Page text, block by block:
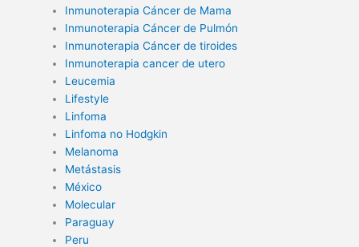
Inmunoterapia Cáncer de Mama
Inmunoterapia Cáncer de Pulmón
Inmunoterapia Cáncer de tiroides
Inmunoterapia cancer de utero
Leucemia
Lifestyle
Linfoma
Linfoma no Hodgkin
Melanoma
Metástasis
México
Molecular
Paraguay
Peru